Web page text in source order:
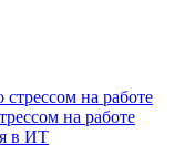
на работе